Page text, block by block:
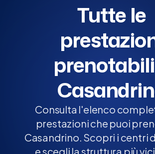
Tutte le
Consulta l'elenco
prestazioni che puoi
Casandrino. Scopri i centri
e scegli la struttura più